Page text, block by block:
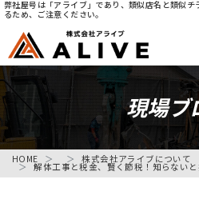
弊社屋号は「アライブ」であり、類似店名と類似
るため、ご注意ください。
現場ブ
HOME 株式会社アライブについて
解体工事と税金、賢く節税！知らない